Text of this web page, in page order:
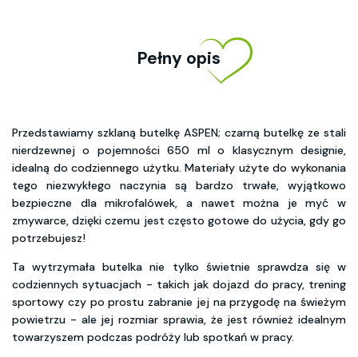
Pełny opis
Przedstawiamy szklaną butelkę ASPEN; czarną butelkę ze stali
nierdzewnej o pojemności 650 ml o klasycznym designie,
idealną do codziennego użytku. Materiały użyte do wykonania
tego niezwykłego naczynia są bardzo trwałe, wyjątkowo
bezpieczne dla mikrofalówek, a nawet można je myć w
zmywarce, dzięki czemu jest często gotowe do użycia, gdy go
potrzebujesz!
Ta wytrzymała butelka nie tylko świetnie sprawdza się w
codziennych sytuacjach - takich jak dojazd do pracy, trening
sportowy czy po prostu zabranie jej na przygodę na świeżym
powietrzu - ale jej rozmiar sprawia, że jest również idealnym
towarzyszem podczas podróży lub spotkań w pracy.